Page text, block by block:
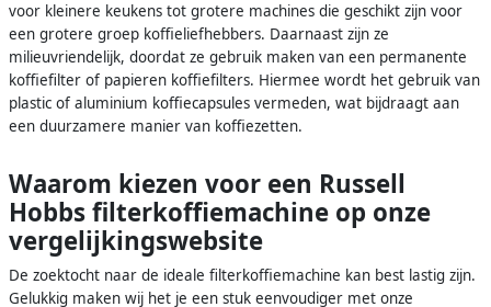
voor kleinere keukens tot grotere machines die geschikt zijn voor
een grotere groep koffieliefhebbers. Daarnaast zijn ze
milieuvriendelijk, doordat ze gebruik maken van een permanente
koffiefilter of papieren koffiefilters. Hiermee wordt het gebruik van
plastic of aluminium koffiecapsules vermeden, wat bijdraagt aan
een duurzamere manier van koffiezetten.
Waarom kiezen voor een Russell
Hobbs filterkoffiemachine op onze
vergelijkingswebsite
De zoektocht naar de ideale filterkoffiemachine kan best lastig zijn.
Gelukkig maken wij het je een stuk eenvoudiger met onze